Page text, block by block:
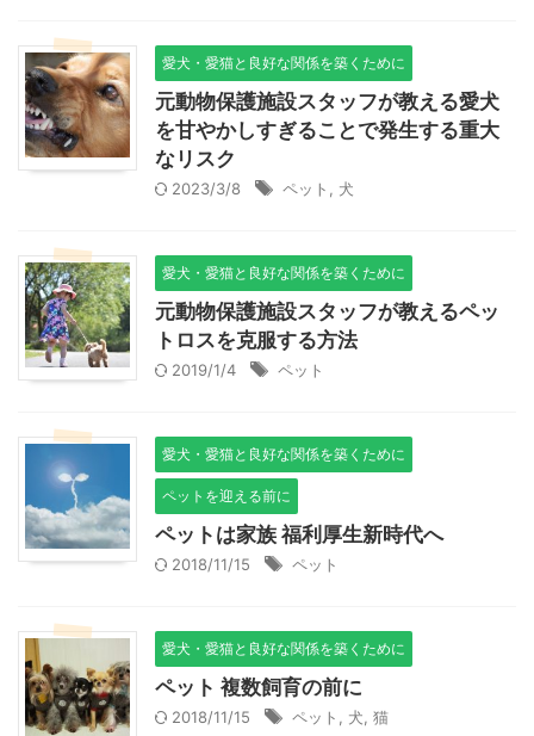
愛犬・愛猫と良好な関係を築くために
元動物保護施設スタッフが教える愛犬
を甘やかしすぎることで発生する重大
なリスク
2023/3/8 ペット 犬
愛犬・愛猫と良好な関係を築くために
元動物保護施設スタッフが教えるペッ
トロスを克服する方法
2019/1/4 ペット
愛犬・愛猫と良好な関係を築くために
ペットを迎える前に
ペットは家族 福利厚生新時代へ
2018/11/15 ペット
愛犬・愛猫と良好な関係を築くために
ペット 複数飼育の前に
2018/11/15 ペット 犬 猫